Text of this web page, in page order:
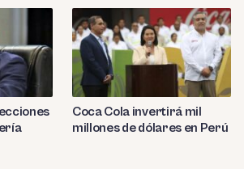
Coca Cola invertirá mil
millones de dólares en Perú